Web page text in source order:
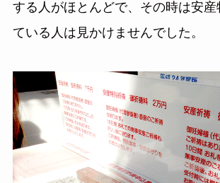
する人がほとんどで、その時は安産
ている人は見かけませんでした。